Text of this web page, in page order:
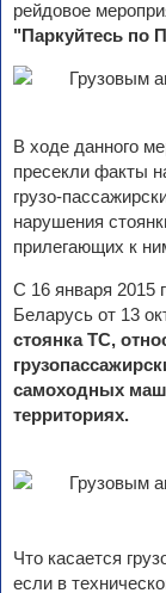
рейдовое
"Паркуйтесь по
В ходе данного
пресекли факты
грузо-
нарушения
прилегающих к
С 16 января 2015
Беларусь от 13
стоянка ТС,
самоходных
территориях.
Что касается
если в